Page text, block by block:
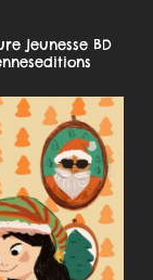
jeunesseBD